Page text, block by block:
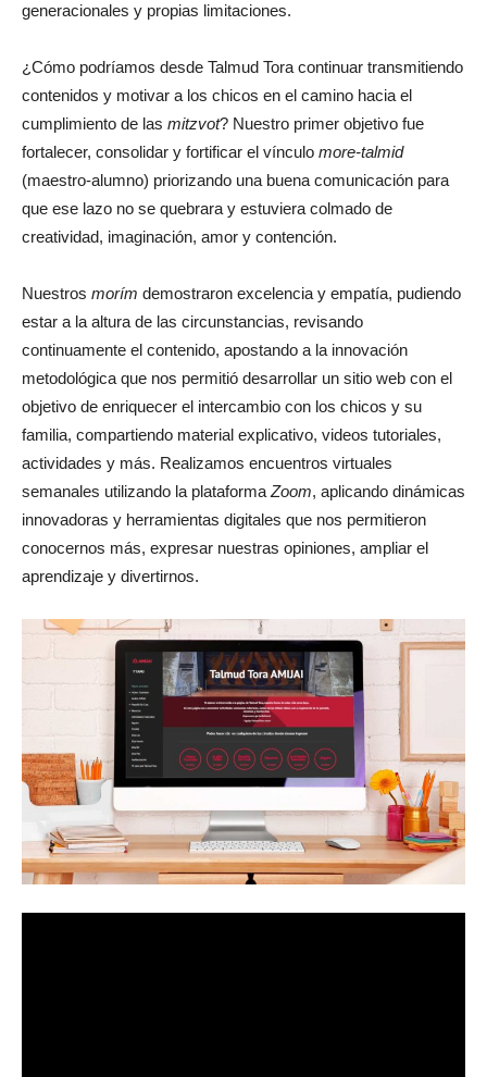
generacionales y propias limitaciones.
¿Cómo podríamos desde Talmud Tora continuar transmitiendo
contenidos y motivar a los chicos en el camino hacia el
cumplimiento de las mitzvot? Nuestro primer objetivo fue
fortalecer, consolidar y fortificar el vínculo more-talmid
(maestro-alumno) priorizando una buena comunicación para
que ese lazo no se quebrara y estuviera colmado de
creatividad, imaginación, amor y contención.
Nuestros morím demostraron excelencia y empatía, pudiendo
estar a la altura de las circunstancias, revisando
continuamente el contenido, apostando a la innovación
metodológica que nos permitió desarrollar un sitio web con el
objetivo de enriquecer el intercambio con los chicos y su
familia, compartiendo material explicativo, videos tutoriales,
actividades y más. Realizamos encuentros virtuales
semanales utilizando la plataforma Zoom, aplicando dinámicas
innovadoras y herramientas digitales que nos permitieron
conocernos más, expresar nuestras opiniones, ampliar el
aprendizaje y divertirnos.